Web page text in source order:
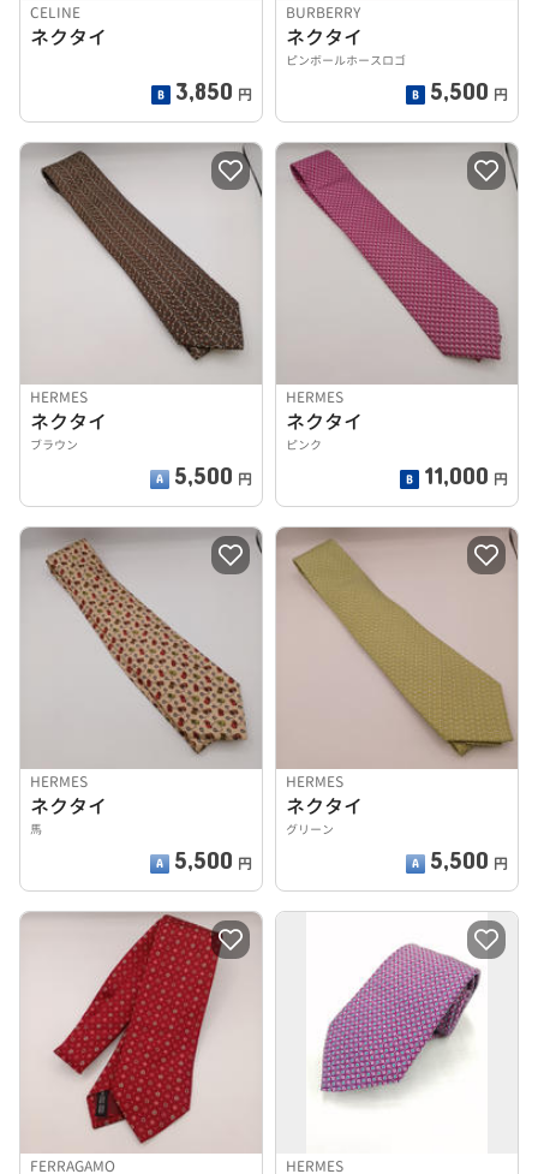
CELINE
ネクタイ
3,850 円
BURBERRY
ネクタイ
ピンボールホースロゴ
5,500 円
HERMES
ネクタイ
ブラウン
5,500 円
HERMES
ネクタイ
ピンク
11,000 円
HERMES
ネクタイ
馬
5,500 円
HERMES
ネクタイ
グリーン
5,500 円
FERRAGAMO HERMES